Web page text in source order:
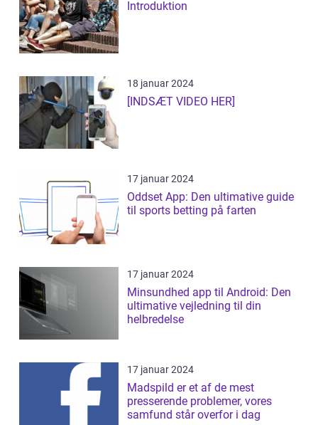
Introduktion
18 januar 2024
[INDSÆT VIDEO HER]
17 januar 2024
Oddset App: Den ultimative guide
til sports betting på farten
17 januar 2024
Minsundhed app til Android: Den
ultimative vejledning til din
helbredelse
17 januar 2024
Madspild er et af de mest
presserende problemer, vores
samfund står overfor i dag